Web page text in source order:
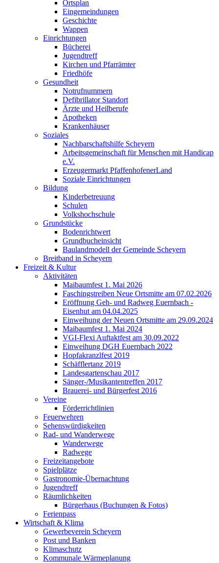
Ortsplan
Eingemeindungen
Geschichte
Wappen
Einrichtungen
Bücherei
Jugendtreff
Kirchen und Pfarrämter
Friedhöfe
Gesundheit
Notrufnummern
Defibrillator Standort
Ärzte und Heilberufe
Apotheken
Krankenhäuser
Soziales
Nachbarschaftshilfe Scheyern
Arbeitsgemeinschaft für Menschen mit Handicap
e.V.
Erzeugermarkt PfaffenhofenerLand
Soziale Einrichtungen
Bildung
Kinderbetreuung
Schulen
Volkshochschule
Grundstücke
Bodenrichtwert
Grundbucheinsicht
Baulandmodell der Gemeinde Scheyern
Breitband in Scheyern
Freizeit & Kultur
Aktivitäten
Maibaumfest 1. Mai 2026
Faschingstreiben Neue Ortsmitte am 07.02.2026
Eröffnung Geh- und Radweg Euernbach -
Eisenhut am 04.04.2025
Einweihung der Neuen Ortsmitte am 29.09.2024
Maibaumfest 1. Mai 2024
VGI-Flexi Auftaktfest am 30.09.2022
Einweihung DGH Euernbach 2022
Hopfakranzlfest 2019
Schäfflertanz 2019
Landesgartenschau 2017
Sänger-/Musikantentreffen 2017
Brauerei- und Bürgerfest 2016
Vereine
Förderrichtlinien
Feuerwehren
Sehenswürdigkeiten
Rad- und Wanderwege
Wanderwege
Radwege
Freizeitangebote
Spielplätze
Gastronomie-Übernachtung
Jugendtreff
Räumlichkeiten
Bürgerhaus (Buchungen & Fotos)
Ferienpass
Wirtschaft & Klima
Gewerbeverein Scheyern
Post und Banken
Klimaschutz
Kommunale Wärmeplanung